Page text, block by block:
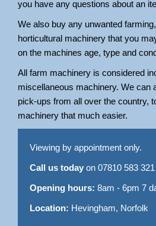
you have any questions about an
We also buy any unwanted
horticultural machinery that you
on the machines age, type and
All farm machinery is considered
miscellaneous machinery. We can
pick-ups from all over the country,
machinery that much easier.
Viewing by appointment only.
Call us today on 07810 583
Opening hours: 8am - 6pm 7
Location: Hevingham, Norfolk